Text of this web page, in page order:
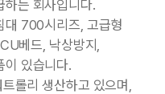
하는 회사입니다.
대 700시리즈, 고급형
베드, 낙상방지,
이 있습니다.
롤리 생산하고 있으며,